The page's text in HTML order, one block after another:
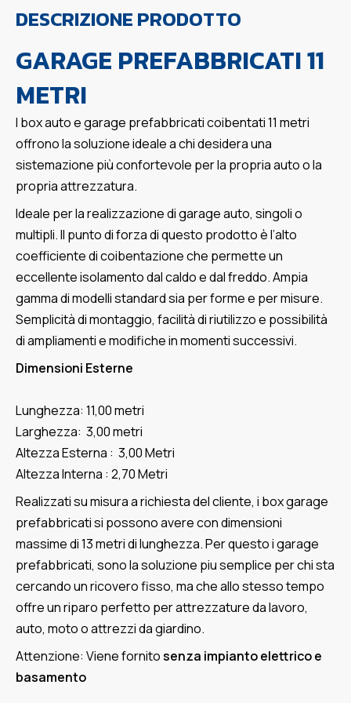
DESCRIZIONE PRODOTTO
GARAGE PREFABBRICATI 11
METRI
I box auto e garage prefabbricati coibentati 11 metri
offrono la soluzione ideale a chi desidera una
sistemazione più confortevole per la propria auto o la
propria attrezzatura.
Ideale per la realizzazione di garage auto, singoli o
multipli. Il punto di forza di questo prodotto è l’alto
coefficiente di coibentazione che permette un
eccellente isolamento dal caldo e dal freddo. Ampia
gamma di modelli standard sia per forme e per misure.
Semplicità di montaggio, facilità di riutilizzo e possibilità
di ampliamenti e modifiche in momenti successivi.
Dimensioni Esterne
Lunghezza: 11,00 metri
Larghezza: 3,00 metri
Altezza Esterna : 3,00 Metri
Altezza Interna : 2,70 Metri
Realizzati su misura a richiesta del cliente, i box garage
prefabbricati si possono avere con dimensioni
massime di 13 metri di lunghezza. Per questo i garage
prefabbricati, sono la soluzione piu semplice per chi sta
cercando un ricovero fisso, ma che allo stesso tempo
offre un riparo perfetto per attrezzature da lavoro,
auto, moto o attrezzi da giardino.
Attenzione: Viene fornitosenza impianto elettrico e
basamento